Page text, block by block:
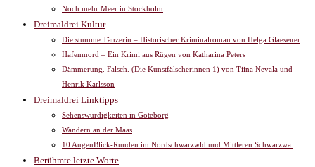
Noch mehr Meer in Stockholm
Dreimaldrei Kultur
Die stumme Tänzerin – Historischer Kriminalroman von Helga Glaesener
Hafenmord – Ein Krimi aus Rügen von Katharina Peters
Dämmerung. Falsch. (Die Kunstfälscherinnen 1) von Tiina Nevala und
Henrik Karlsson
Dreimaldrei Linktipps
Sehenswürdigkeiten in Göteborg
Wandern an der Maas
10 AugenBlick-Runden im Nordschwarzwld und Mittleren Schwarzwal
Berühmte letzte Worte